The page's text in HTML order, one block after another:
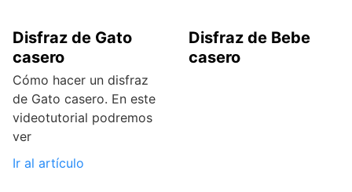
Disfraz de Gato
casero
Cómo hacer un disfraz
de Gato casero. En este
videotutorial podremos
ver
Ir al artículo
Disfraz de Bebe
casero